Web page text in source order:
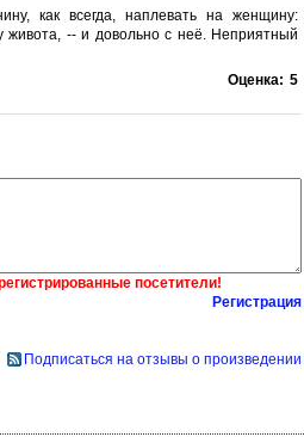
как всегда, наплевать на женщину:
живота, -- и довольно с неё. Неприятный
Оценка: 5
посетители!
Регистрация
Подписаться на отзывы о произведении